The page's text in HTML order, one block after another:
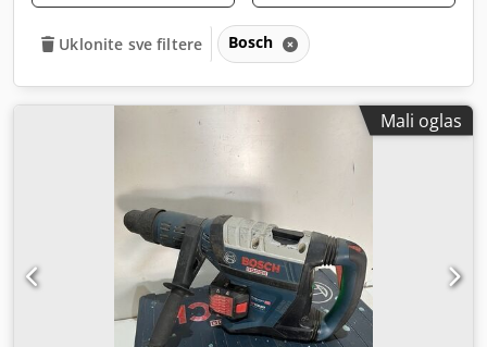
Uklonite sve filtere Bosch
Mali oglas